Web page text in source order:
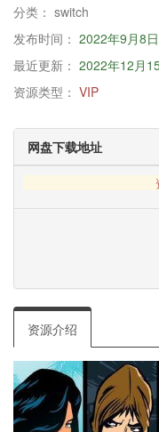
分类： switch
发布时间： 2022年9月8
最近更新： 2022年12月
资源类型： VIP
网盘下载地址
资源介绍